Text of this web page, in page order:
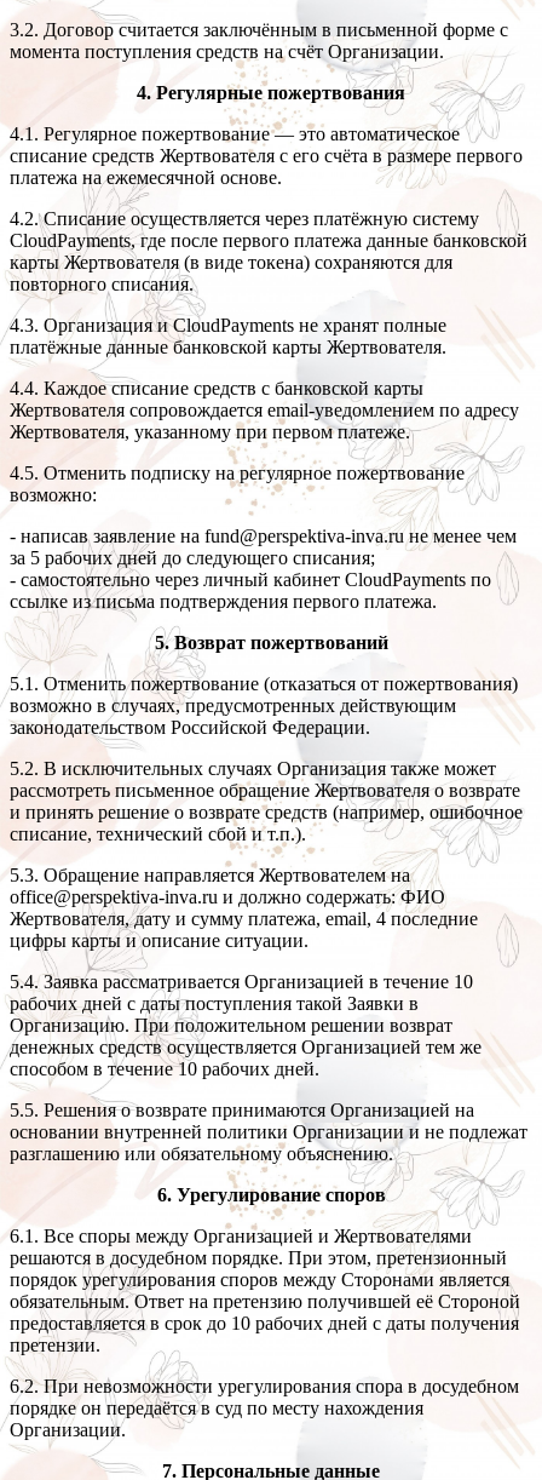
3.2. Договор считается заключённым в письменной форме с
момента поступления средств на счёт Организации.
4. Регулярные пожертвования
4.1. Регулярное пожертвование — это автоматическое
списание средств Жертвователя с его счёта в размере первого
платежа на ежемесячной основе.
4.2. Списание осуществляется через платёжную систему
CloudPayments, где после первого платежа данные банковской
карты Жертвователя (в виде токена) сохраняются для
повторного списания.
4.3. Организация и CloudPayments не хранят полные
платёжные данные банковской карты Жертвователя.
4.4. Каждое списание средств с банковской карты
Жертвователя сопровождается email-уведомлением по адресу
Жертвователя, указанному при первом платеже.
4.5. Отменить подписку на регулярное пожертвование
возможно:
- написав заявление на fund@perspektiva-inva.ru не менее чем
за 5 рабочих дней до следующего списания;
- самостоятельно через личный кабинет CloudPayments по
ссылке из письма подтверждения первого платежа.
5. Возврат пожертвований
5.1. Отменить пожертвование (отказаться от пожертвования)
возможно в случаях, предусмотренных действующим
законодательством Российской Федерации.
5.2. В исключительных случаях Организация также может
рассмотреть письменное обращение Жертвователя о возврате
и принять решение о возврате средств (например, ошибочное
списание, технический сбой и т.п.).
5.3. Обращение направляется Жертвователем на
office@perspektiva-inva.ru и должно содержать: ФИО
Жертвователя, дату и сумму платежа, email, 4 последние
цифры карты и описание ситуации.
5.4. Заявка рассматривается Организацией в течение 10
рабочих дней с даты поступления такой Заявки в
Организацию. При положительном решении возврат
денежных средств осуществляется Организацией тем же
способом в течение 10 рабочих дней.
5.5. Решения о возврате принимаются Организацией на
основании внутренней политики Организации и не подлежат
разглашению или обязательному объяснению.
6. Урегулирование споров
6.1. Все споры между Организацией и Жертвователями
решаются в досудебном порядке. При этом, претензионный
порядок урегулирования споров между Сторонами является
обязательным. Ответ на претензию получившей её Стороной
предоставляется в срок до 10 рабочих дней с даты получения
претензии.
6.2. При невозможности урегулирования спора в досудебном
порядке он передаётся в суд по месту нахождения
Организации.
7. Персональные данные